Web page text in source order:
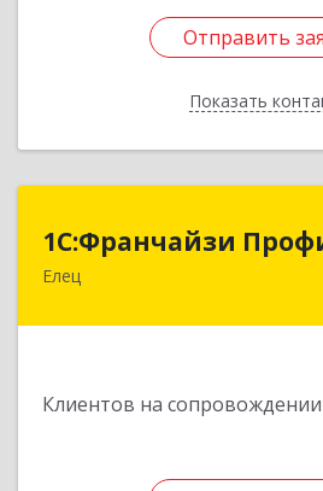
Отправить
Показать
Отправить
Назад
1С:Франчайзи
Елец
Клиентов на сопровождении